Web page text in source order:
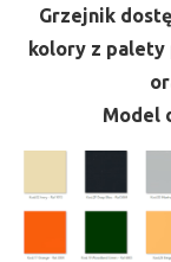
Grzejnik
kolory z palety
Model